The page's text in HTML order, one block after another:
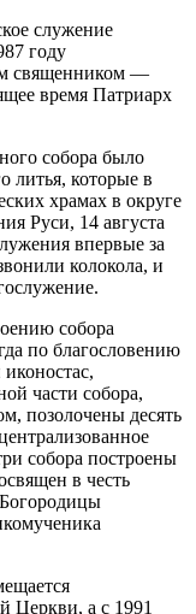
служение
году
священником —
время Патриарх
собора было
литья, которые в
храмах в округе
Руси, 14 августа
впервые за
колокола, и
собора
по благословению
части собора,
позолочены десять
собора построены
в честь
Церкви, а с 1991